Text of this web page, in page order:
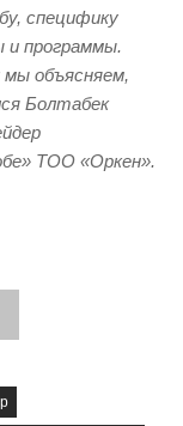
специфику
программы.
объясняем,
Болтабек
ТОО «Оркен».